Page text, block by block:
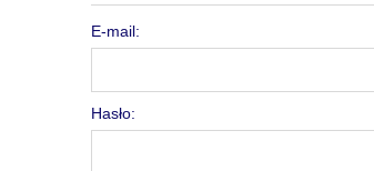
E-mail:
Hasło: